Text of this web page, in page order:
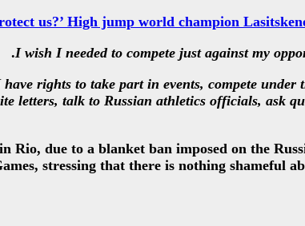
us?’ High jump world champion
I wish I needed to compete just against my
rights to take part in events, compete
letters, talk to Russian athletics officials, ask
due to a blanket ban imposed on the
stressing that there is nothing shameful